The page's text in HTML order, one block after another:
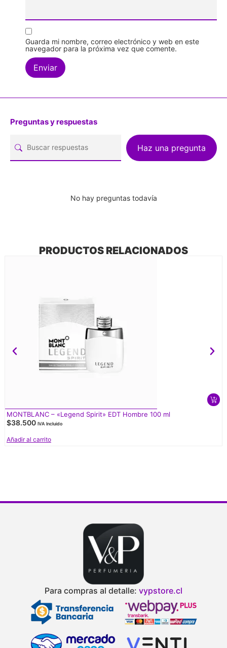
Guarda mi nombre, correo electrónico y web en este
navegador para la próxima vez que comente.
Preguntas y respuestas
Haz una pregunta
No hay preguntas todavía
PRODUCTOS RELACIONADOS
MONTBLANC – «Legend Spirit» EDT Hombre 100 ml
$38.500 IVA Incluido
Añadir al carrito
Para compras al detalle: vypstore.cl